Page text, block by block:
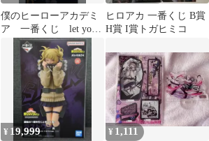
僕のヒーローアカデミ
ア 一番くじ let you
down D賞 トガヒミコ
ヒロアカ 一番くじ B賞
H賞 I賞トガヒミコ
¥ 19,999 ¥ 1,111